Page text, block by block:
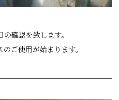
確認を致します。
ご使用が始まります。